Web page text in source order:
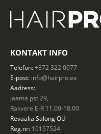
KONTAKT INFO
Telefon:+372 322 0077
E-post: info@hairpro.ee
Aadress:
Jaama pst 29,
Rakvere E-R 11.00-18.00
Revaalia SalongOÜ
Reg.nr: 10157524